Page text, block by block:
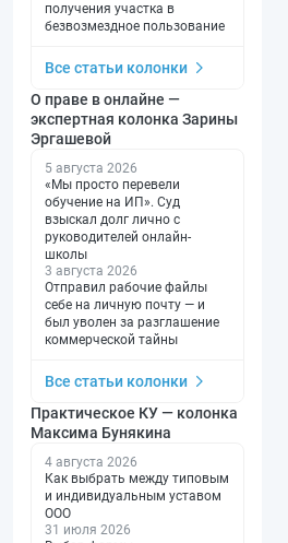
получения участка в
безвозмездное пользование
Все статьи колонки
О праве в онлайне —
экспертная колонка Зарины
Эргашевой
5 августа 2026
«Мы просто перевели
обучение на ИП». Суд
взыскал долг лично с
руководителей онлайн-
школы
3 августа 2026
Отправил рабочие файлы
себе на личную почту — и
был уволен за разглашение
коммерческой тайны
Все статьи колонки
Практическое КУ — колонка
Максима Бунякина
4 августа 2026
Как выбрать между типовым
и индивидуальным уставом
ООО
31 июля 2026